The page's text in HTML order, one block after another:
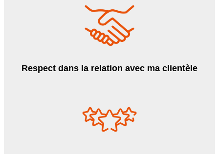
Respect dans la relation avec ma clientèle